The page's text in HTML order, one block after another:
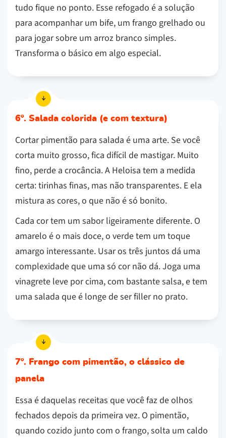
tudo fique no ponto. Esse refogado é a solução
para acompanhar um bife, um frango grelhado ou
para jogar sobre um arroz branco simples.
Transforma o básico em algo especial.
6º. Salada colorida (e com textura)
Cortar pimentão para salada é uma arte. Se você
corta muito grosso, fica difícil de mastigar. Muito
fino, perde a crocância. A Heloisa tem a medida
certa: tirinhas finas, mas não transparentes. E ela
mistura as cores, o que não é só bonito.
Cada cor tem um sabor ligeiramente diferente. O
amarelo é o mais doce, o verde tem um toque
amargo interessante. Usar os três juntos dá uma
complexidade que uma só cor não dá. Joga uma
vinagrete leve por cima, com bastante salsa, e tem
uma salada que é longe de ser filler no prato.
7º. Frango com pimentão, o clássico de
panela
Essa é daquelas receitas que você faz de olhos
fechados depois da primeira vez. O pimentão,
quando cozido junto com o frango, solta um caldo